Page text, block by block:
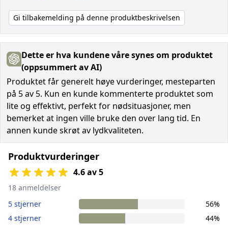
Gi tilbakemelding på denne produktbeskrivelsen
Dette er hva kundene våre synes om produktet
(oppsummert av AI)
Produktet får generelt høye vurderinger, mesteparten
på 5 av 5. Kun en kunde kommenterte produktet som
lite og effektivt, perfekt for nødsituasjoner, men
bemerket at ingen ville bruke den over lang tid. En
annen kunde skrøt av lydkvaliteten.
Produktvurderinger
4.6 av 5
18 anmeldelser
5 stjerner
56%
4 stjerner
44%